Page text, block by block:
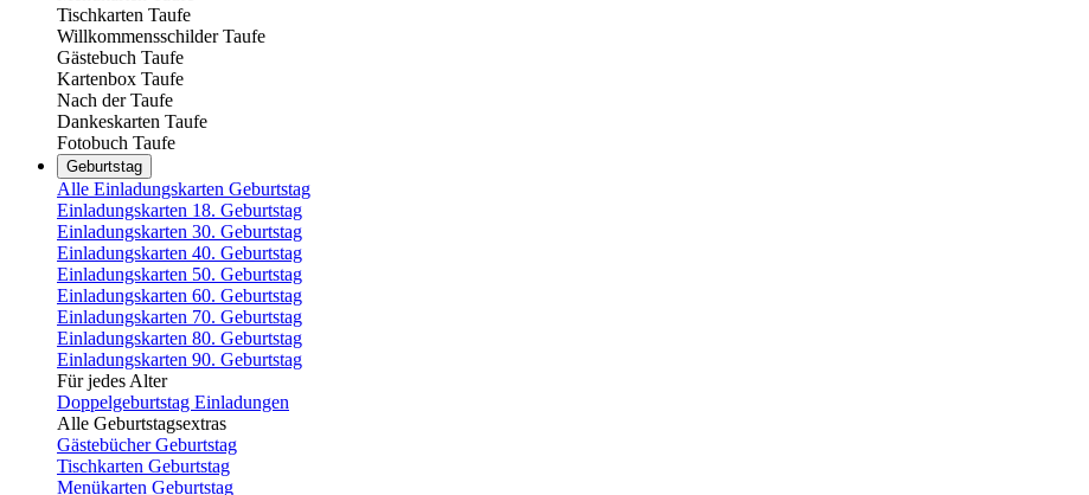
Tischkarten Taufe
Willkommensschilder Taufe
Gästebuch Taufe
Kartenbox Taufe
Nach der Taufe
Dankeskarten Taufe
Fotobuch Taufe
Geburtstag
Alle Einladungskarten Geburtstag
Einladungskarten 18. Geburtstag
Einladungskarten 30. Geburtstag
Einladungskarten 40. Geburtstag
Einladungskarten 50. Geburtstag
Einladungskarten 60. Geburtstag
Einladungskarten 70. Geburtstag
Einladungskarten 80. Geburtstag
Einladungskarten 90. Geburtstag
Für jedes Alter
Doppelgeburtstag Einladungen
Alle Geburtstagsextras
Gästebücher Geburtstag
Tischkarten Geburtstag
Menükarten Geburtstag